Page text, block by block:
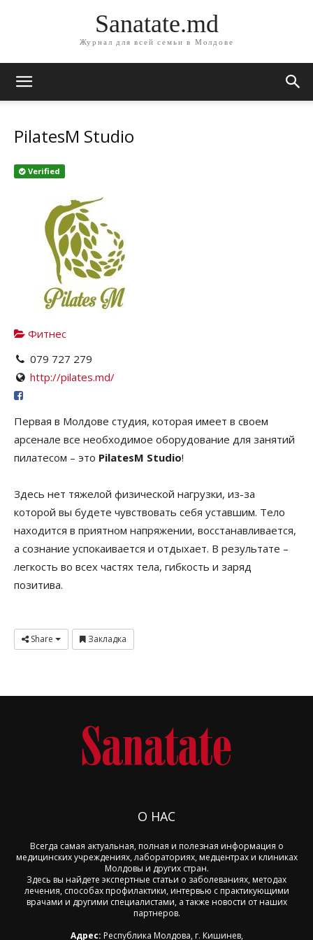
Sanatate.md
Журнал для всей семьи в Молдове
PilatesM Studio
Verified
Фитнес
079 727 279
http://pilates.md/
Первая в Молдове студия, которая имеет в своем
арсенале все необходимое оборудование для занятий
пилатесом – это PilatesM Studio!
Здесь нет тяжелой физической нагрузки, из-за
которой вы будете чувствовать себя уставшим. Тело
находится в приятном напряжении, восстанавливается,
а сознание успокаивается и отдыхает. В результате –
легкость во всех частях тела, гибкость и заряд
позитива.
Share Закладка
О НАС
Всегда самая актуальная, полная и полезная информация о
медицинских учреждениях, лабораториях, медцентрах и клиниках
Молдовы и других стран.
Здесь вы найдете экспертные статьи о заболеваниях, методах
лечения, способах профилактики, интервью с практикующими
врачами и другими специалистами, а также новости от наших
партнеров.
Адрес: Республика Молдова, г. Кишинев,